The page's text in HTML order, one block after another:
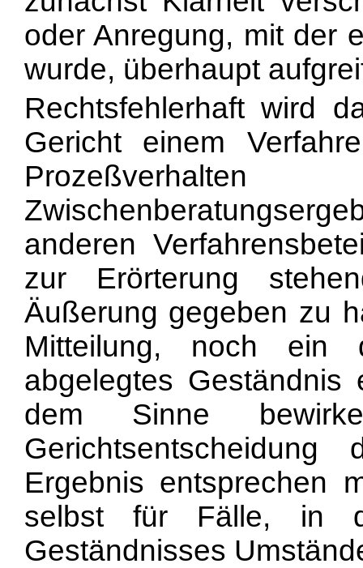
oder Anregung, mit der
wurde, überhaupt
Rechtsfehlerhaft wird
Gericht einem
anderen
zur Erörterung
Äußerung gegeben zu
Mitteilung, noch ein
abgelegtes
dem Sinne
Ergebnis entsprechen
selbst für Fälle, in
Geständnisses